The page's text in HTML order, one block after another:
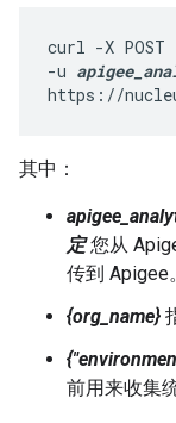
curl -X
-u
https://
其中：
定您从
传到 Apigee。
{org_name}
前用来收集